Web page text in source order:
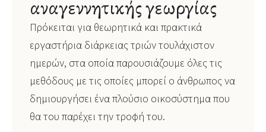
αναγεννητικής γεωργίας
Πρόκειται για θεωρητικά και πρακτικά
εργαστήρια διάρκειας τριών τουλάχιστον
ημερών, στα οποία παρουσιάζουμε όλες τις
μεθόδους με τις οποίες μπορεί ο άνθρωπος να
δημιουργήσει ένα πλούσιο οικοσύστημα που
θα του παρέχει την τροφή του.